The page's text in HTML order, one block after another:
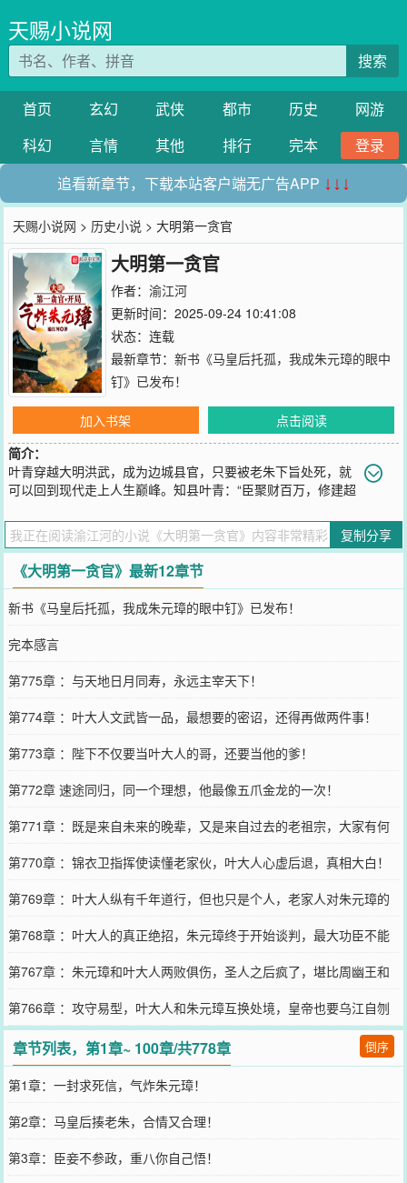
天赐小说网
搜索
首页 玄幻 武侠 都市 历史
网游
科幻
言情 其他 排行 完本
登录
追看新章节，下载本站客户端无广告APP ↓↓↓
天赐小说网 > 历史小说 > 大明第一贪官
大明第一贪官
作者： 渝江河
更新时间：2025-09-24 10:41:08
状态：连载
最新章节： 新书《马皇后托孤，我成朱元璋的眼中
钉》已发布！
加入书架
点击阅读
简介：
叶青穿越大明洪武，成为边城县官，只要被老朱下旨处死，就
可以回到现代走上人生巅峰。知县叶青：“臣聚财百万，修建超
布政使叶青：“臣打造私人海军，已坐拥百艘铁甲巨舰，随时可以炮轰
应天！”看着又一道升官圣旨，叶青人麻了：“朱重八，我都这样了你
还不杀？”......
您要是觉得《 大明第一贪官》还不错的话请不要忘记向您QQ群和微博
微信里的朋友推荐哦！
复制分享
《大明第一贪官》最新12章节
新书《马皇后托孤，我成朱元璋的眼中钉》已发布！
完本感言
第775章 ：与天地日月同寿，永远主宰天下！
第774章 ：叶大人文武皆一品，最想要的密诏，还得再做两件事！
第773章 ：陛下不仅要当叶大人的哥，还要当他的爹！
第772章 速途同归，同一个理想，他最像五爪金龙的一次！
第771章 ：既是来自未来的晚辈，又是来自过去的老祖宗，大家有何
打算？
第770章 ：锦衣卫指挥使读懂老家伙，叶大人心虚后退，真相大白！
第769章 ：叶大人纵有千年道行，但也只是个人，老家人对朱元璋的
评价！
第768章 ：叶大人的真正绝招，朱元璋终于开始谈判，最大功臣不能
忘！
第767章 ：朱元璋和叶大人两败俱伤，圣人之后疯了，堪比周幽王和
褒姒！
第766章 ：攻守易型，叶大人和朱元璋互换处境，皇帝也要乌江自刎
了！
章节列表，第1章~ 100章/共778章 倒序
第1章：一封求死信，气炸朱元璋！
第2章：马皇后揍老朱，合情又合理！
第3章：臣妾不参政，重八你自己悟！